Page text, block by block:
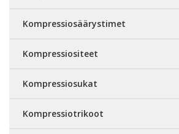
Kompressiosäärystimet
Kompressiositeet
Kompressiosukat
Kompressiotrikoot